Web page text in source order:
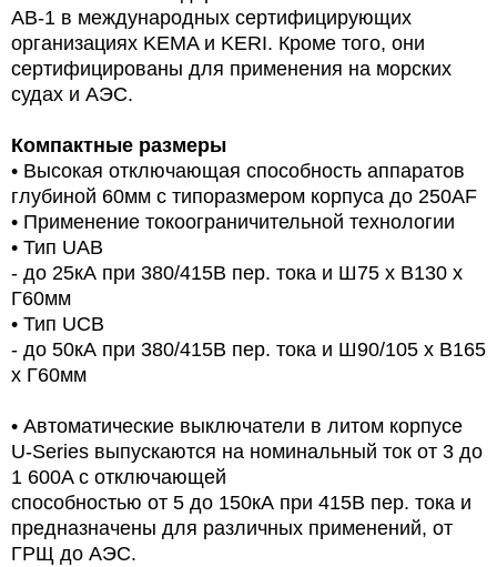
AB-1 в международных сертифицирующих
организациях KEMA и KERI. Кроме того, они
сертифицированы для применения на морских
судах и АЭС.
Компактные размеры
• Высокая отключающая способность аппаратов
глубиной 60мм с типоразмером корпуса до 250AF
• Применение токоограничительной технологии
• Тип UAB
- до 25кА при 380/415В пер. тока и Ш75 х В130 х
Г60мм
• Тип UCB
- до 50кА при 380/415В пер. тока и Ш90/105 х В165
х Г60мм
• Автоматические выключатели в литом корпусе
U-Series выпускаются на номинальный ток от 3 до
1 600A с отключающей
способностью от 5 до 150кА при 415В пер. тока и
предназначены для различных применений, от
ГРЩ до АЭС.